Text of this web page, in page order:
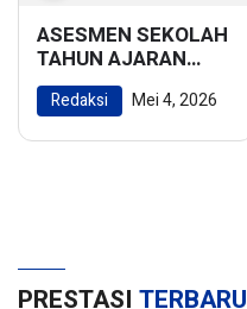
ASESMEN SEKOLAH
TAHUN AJARAN
2025/2026
Redaksi Mei 4, 2026
PRESTASI TERBARU